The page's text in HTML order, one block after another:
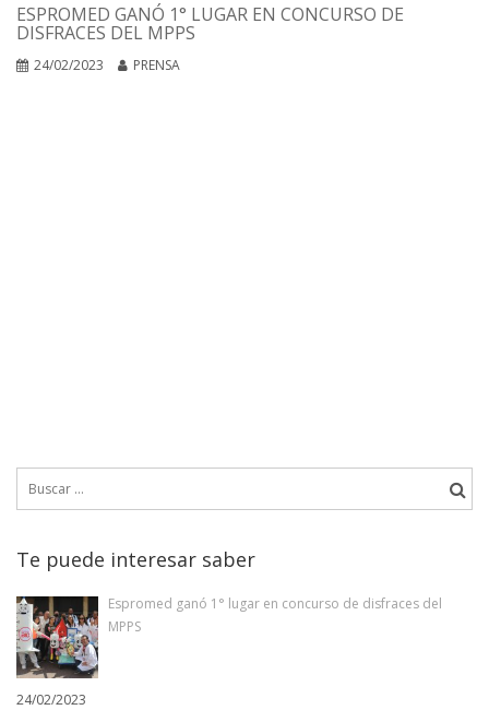
ESPROMED GANÓ 1° LUGAR EN CONCURSO DE
DISFRACES DEL MPPS
24/02/2023 PRENSA
Te puede interesar saber
Espromed ganó 1° lugar en concurso de disfraces del
MPPS
24/02/2023